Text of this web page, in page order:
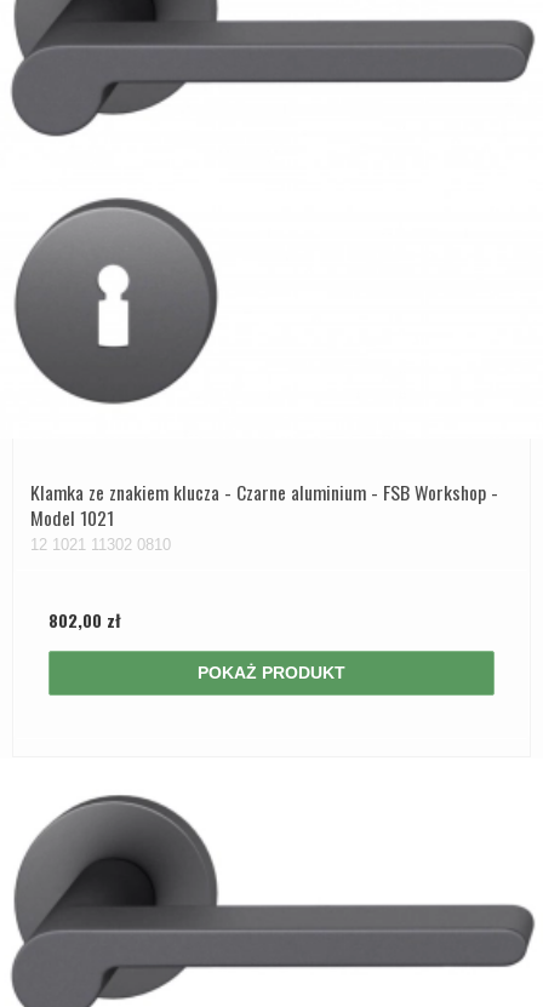
Klamka ze znakiem klucza - Czarne aluminium - FSB Workshop -
Model 1021
12 1021 11302 0810
802,00 zł
POKAŻ PRODUKT